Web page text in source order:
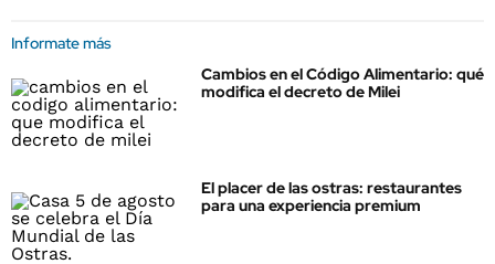
Informate más
Cambios en el Código Alimentario: qué
modifica el decreto de Milei
El placer de las ostras: restaurantes
para una experiencia premium